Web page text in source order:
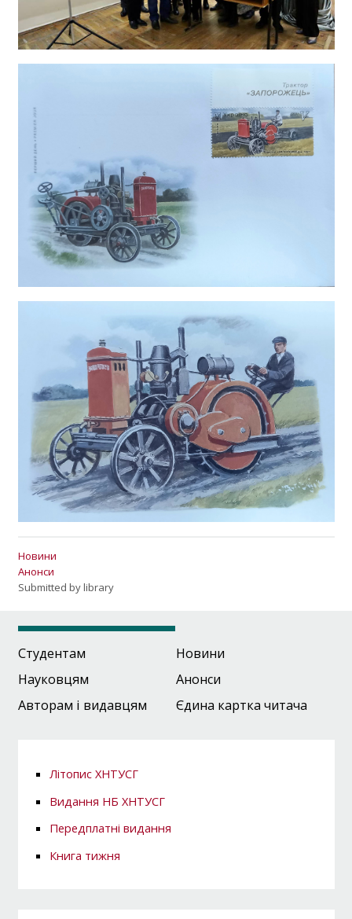
Новини
Анонси
Submitted bylibrary
Студентам
Науковцям
Авторам і видавцям
Новини
Анонси
Єдина картка читача
Літопис ХНТУСГ
Видання НБ ХНТУСГ
Передплатні видання
Книга тижня